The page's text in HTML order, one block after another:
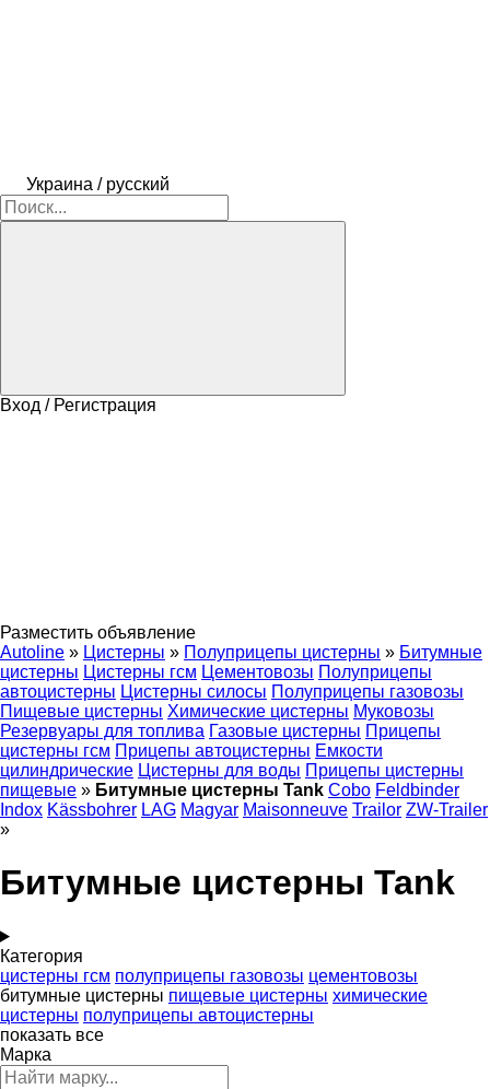
Украина / русский
Вход / Регистрация
Разместить объявление
Autoline » Цистерны » Полуприцепы цистерны » Битумные
цистерны Цистерны гсм Цементовозы Полуприцепы
автоцистерны Цистерны силосы Полуприцепы газовозы
Пищевые цистерны Химические цистерны Муковозы
Резервуары для топлива Газовые цистерны Прицепы
цистерны гсм Прицепы автоцистерны Емкости
цилиндрические Цистерны для воды Прицепы цистерны
пищевые » Битумные цистерны Tank Cobo Feldbinder
Indox Kässbohrer LAG Magyar Maisonneuve Trailor ZW-Trailer
»
Битумные цистерны Tank
Категория
цистерны гсм полуприцепы газовозы цементовозы
битумные цистерны пищевые цистерны химические
цистерны полуприцепы автоцистерны
показать все
Марка